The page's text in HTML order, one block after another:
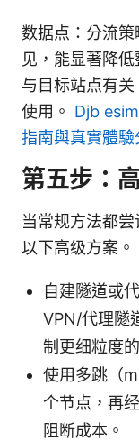
数据点：分流
见，能显著降
与目标站点有
使用。 Djb
指南與真實體驗
第五步：
当常规方法都
以下高级方案。
自建隧道或
VPN/代理隧
制更细粒度
使用多跳（
个节点，再
阻断成本。